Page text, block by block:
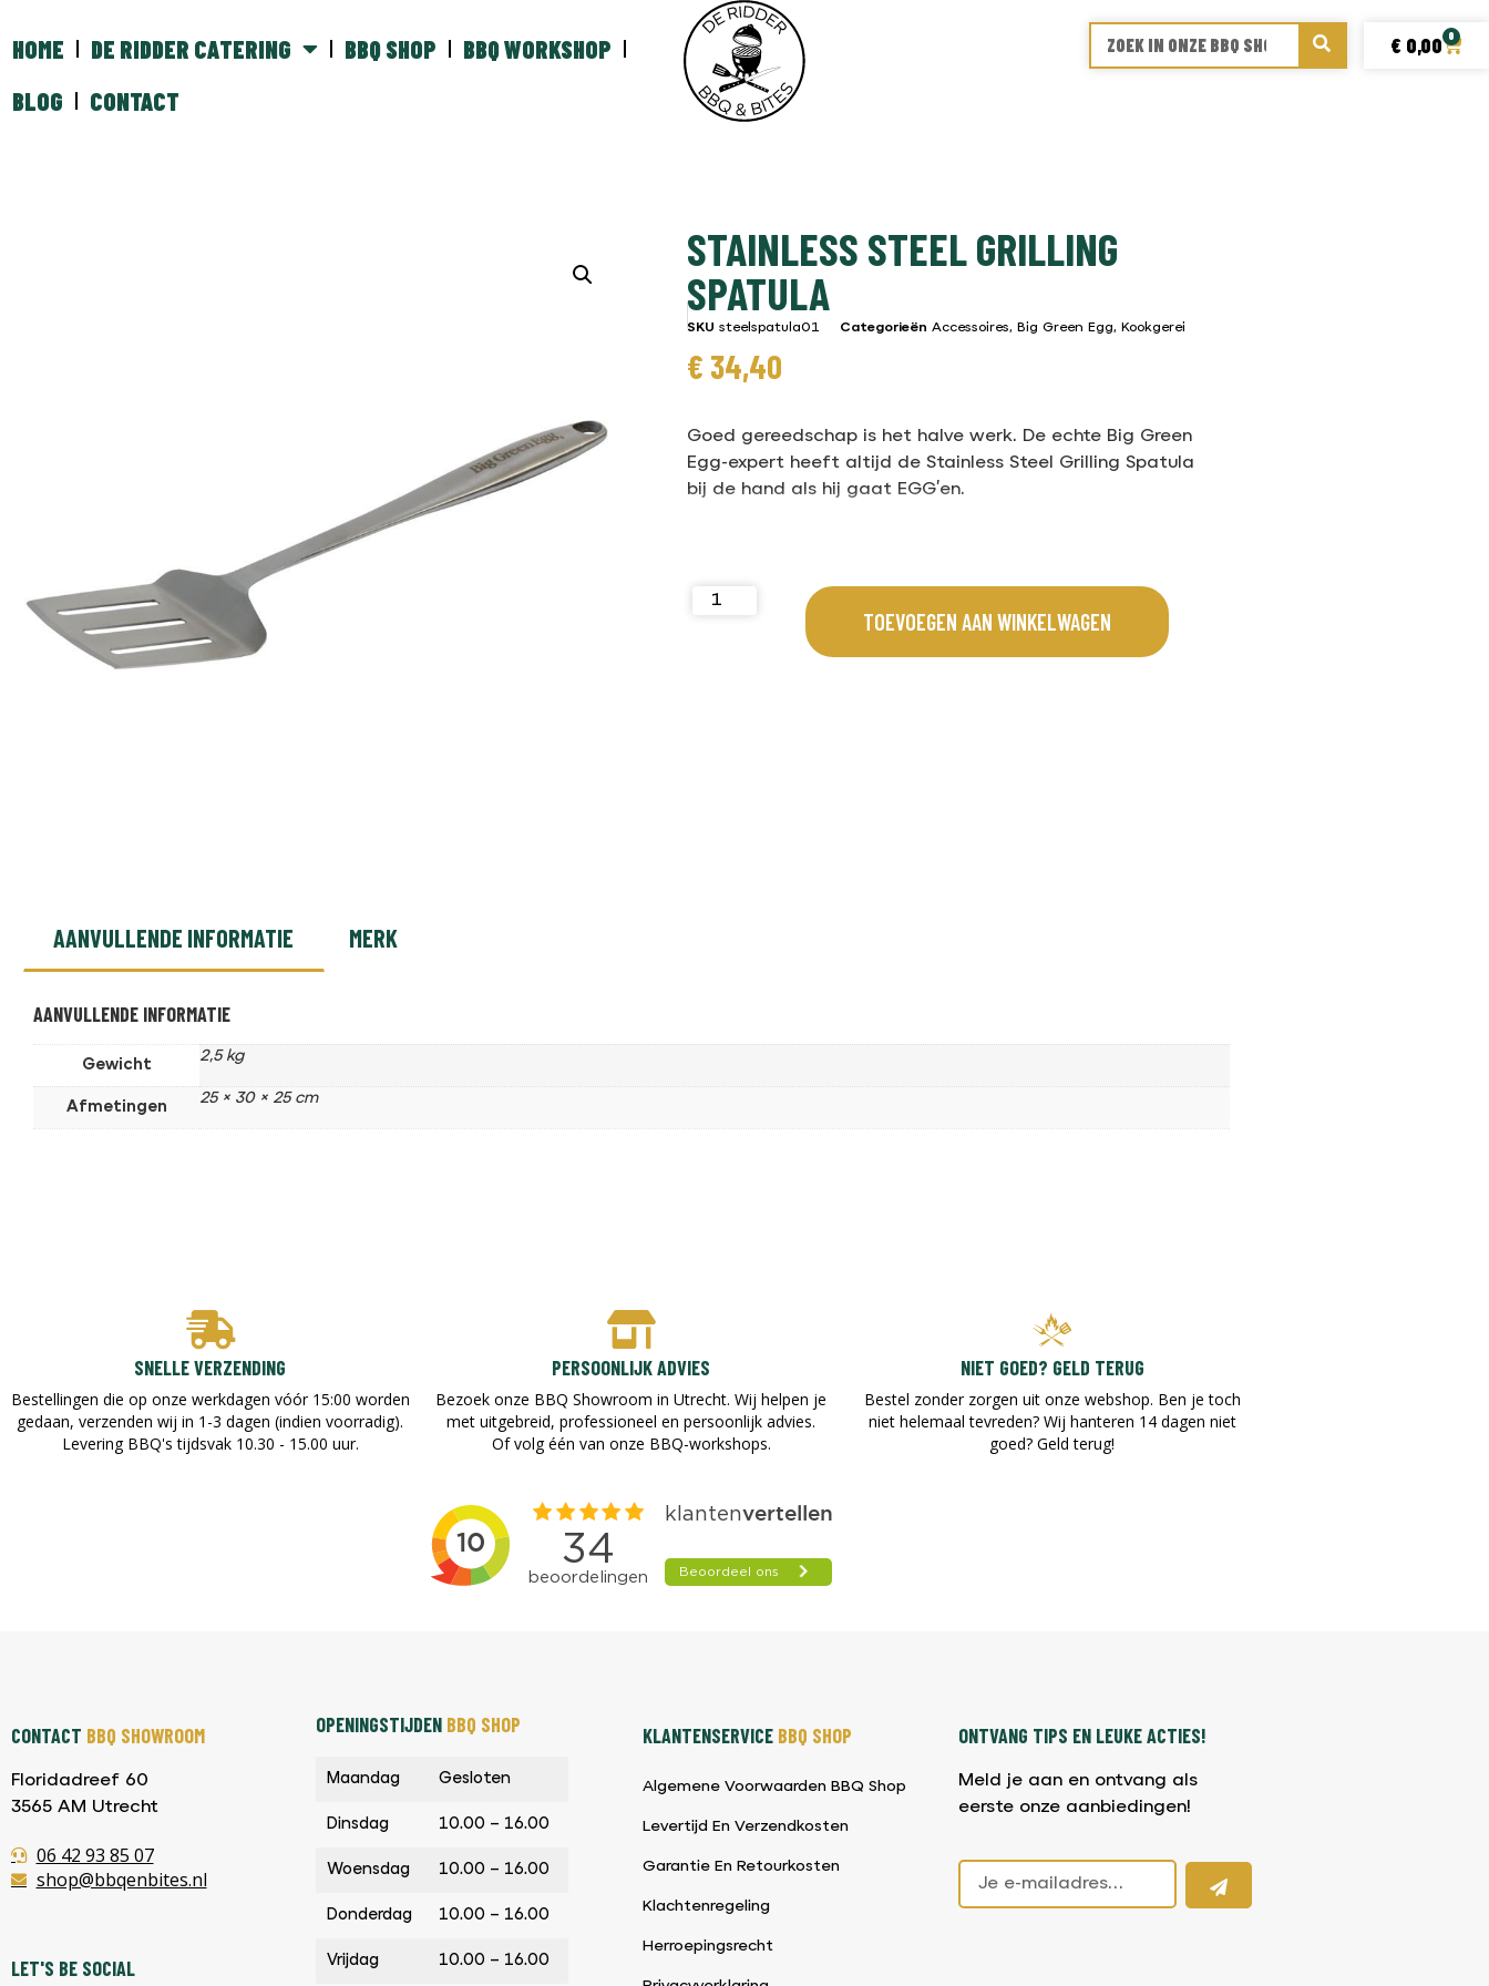
HOME DE RIDDER CATERING BBQ SHOP
BBQ WORKSHOP
BLOG
CONTACT
€ 0,00 0
STAINLESS STEEL GRILLING
SPATULA
SKU steelspatula01 Categorieën Accessoires, Big Green Egg, Kookgerei
€ 34,40
Goed gereedschap is het halve werk. De echte Big Green
Egg-expert heeft altijd de Stainless Steel Grilling Spatula
bij de hand als hij gaat EGG’en.
TOEVOEGEN AAN WINKELWAGEN
AANVULLENDE INFORMATIE MERK
AANVULLENDE INFORMATIE
Gewicht
2,5 kg
Afmetingen
25 × 30 × 25 cm
SNELLE VERZENDING
Bestellingen die op onze werkdagen vóór 15:00 worden
gedaan, verzenden wij in 1-3 dagen (indien voorradig).
Levering BBQ's tijdsvak 10.30 - 15.00 uur.
PERSOONLIJK ADVIES
Bezoek onze BBQ Showroom in Utrecht. Wij helpen je
met uitgebreid, professioneel en persoonlijk advies.
Of volg één van onze BBQ-workshops.
NIET GOED? GELD TERUG
Bestel zonder zorgen uit onze webshop. Ben je toch
niet helemaal tevreden? Wij hanteren 14 dagen niet
goed? Geld terug!​
CONTACT BBQ SHOWROOM
Floridadreef 60
3565 AM Utrecht
06 42 93 85 07
shop@bbqenbites.nl
LET'S BE SOCIAL
OPENINGSTIJDEN BBQ SHOP
Maandag Gesloten
Dinsdag 10.00 – 16.00
Woensdag 10.00 – 16.00
Donderdag 10.00 – 16.00
Vrijdag 10.00 – 16.00
KLANTENSERVICE BBQ SHOP
Algemene Voorwaarden BBQ Shop
Levertijd En Verzendkosten
Garantie En Retourkosten
Klachtenregeling
Herroepingsrecht
ONTVANG TIPS EN LEUKE ACTIES!
Meld je aan en ontvang als
eerste onze aanbiedingen!